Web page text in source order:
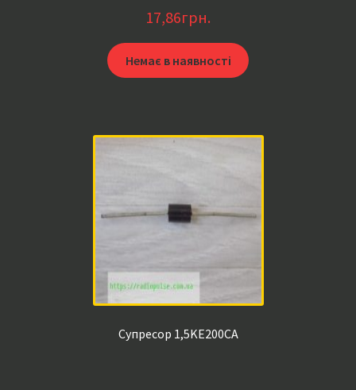
17,86грн.
Немає в наявності
Супресор 1,5KE200CA